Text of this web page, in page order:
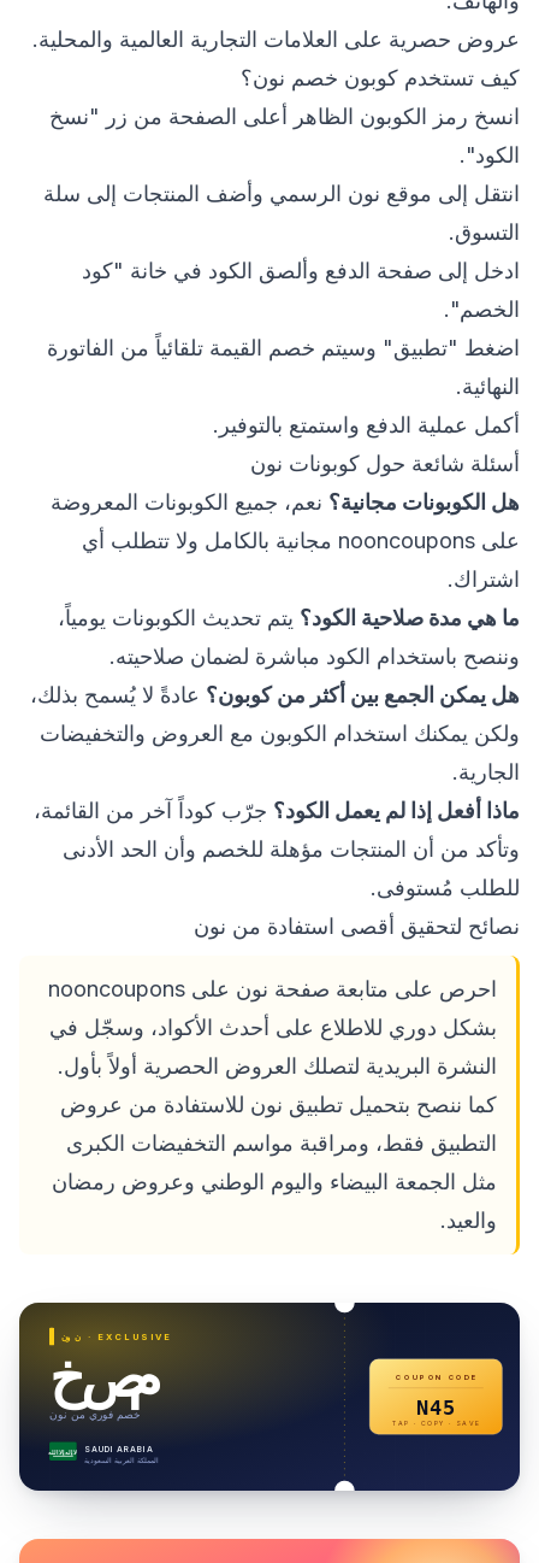
عروض حصرية على العلامات التجارية العالمية والمحلية.
كيف تستخدم كوبون خصم نون؟
انسخ رمز الكوبون الظاهر أعلى الصفحة من زر "نسخ
الكود".
انتقل إلى موقع نون الرسمي وأضف المنتجات إلى سلة
التسوق.
ادخل إلى صفحة الدفع وألصق الكود في خانة "كود
الخصم".
اضغط "تطبيق" وسيتم خصم القيمة تلقائياً من الفاتورة
النهائية.
أكمل عملية الدفع واستمتع بالتوفير.
أسئلة شائعة حول كوبونات نون
هل الكوبونات مجانية؟ نعم، جميع الكوبونات المعروضة
على nooncoupons مجانية بالكامل ولا تتطلب أي
اشتراك.
ما هي مدة صلاحية الكود؟ يتم تحديث الكوبونات يومياً،
وننصح باستخدام الكود مباشرة لضمان صلاحيته.
هل يمكن الجمع بين أكثر من كوبون؟ عادةً لا يُسمح بذلك،
ولكن يمكنك استخدام الكوبون مع العروض والتخفيضات
الجارية.
ماذا أفعل إذا لم يعمل الكود؟ جرّب كوداً آخر من القائمة،
وتأكد من أن المنتجات مؤهلة للخصم وأن الحد الأدنى
للطلب مُستوفى.
نصائح لتحقيق أقصى استفادة من نون
احرص على متابعة صفحة نون على nooncoupons
بشكل دوري للاطلاع على أحدث الأكواد، وسجّل في
النشرة البريدية لتصلك العروض الحصرية أولاً بأول.
كما ننصح بتحميل تطبيق نون للاستفادة من عروض
التطبيق فقط، ومراقبة مواسم التخفيضات الكبرى
مثل الجمعة البيضاء واليوم الوطني وعروض رمضان
والعيد.
نون · EXCLUSIVE
خصم
خصم فوري من نون
لا إله إلا الله SAUDI ARABIA
المملكة العربية السعودية
COUPON CODE
N45
TAP · COPY · SAVE